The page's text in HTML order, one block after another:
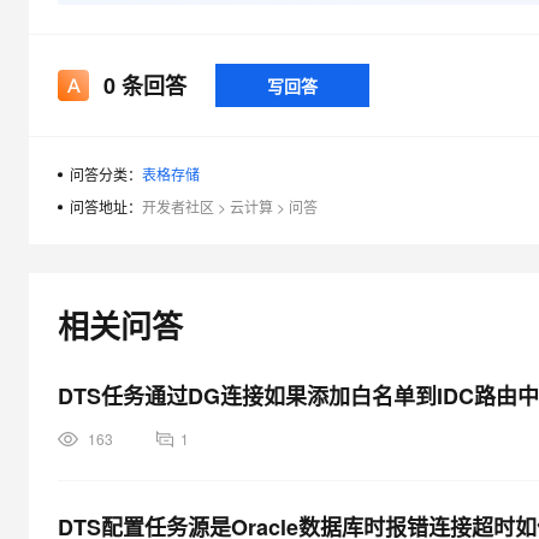
0条回答 写回答
问答分类： 表格存储
问答地址： 开发者社区 > 云计算 > 问答
相关问答
DTS任务通过DG连接如果添加白名单到IDC路由中
163 1
DTS配置任务源是Oracle数据库时报错连接超时
快速部署 Dify，高效搭建
专有云